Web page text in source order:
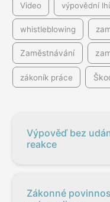
Video výpovědní
whistleblowing
Zaměstnávání
zákoník práce
Výpověď bez
reakce
Zákonné